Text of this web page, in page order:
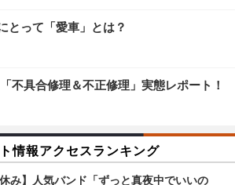
とって「愛車」とは？
不具合修理＆不正修理」実態レポート！
情報アクセスランキング
休み】人気バンド「ずっと真夜中でいいの